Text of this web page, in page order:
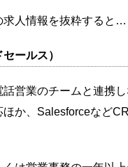
求人情報を抜粋すると…
ールス）
話営業のチームと連携
か、Salesforceなど